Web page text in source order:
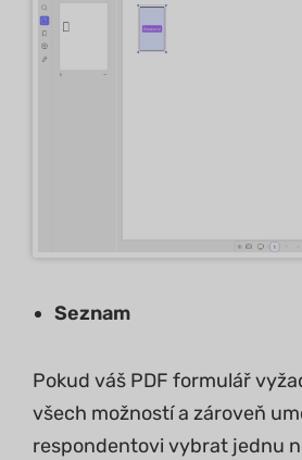
Seznam
Pokud váš PDF formulář
všech možností a zároveň
respondentovi vybrat jednu